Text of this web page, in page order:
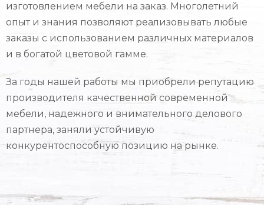
изготовлением мебели на заказ. Многолетний
опыт и знания позволяют реализовывать любые
заказы с использованием различных материалов
и в богатой цветовой гамме.
За годы нашей работы мы приобрели репутацию
производителя качественной современной
мебели, надежного и внимательного делового
партнера, заняли устойчивую
конкурентоспособную позицию на рынке.